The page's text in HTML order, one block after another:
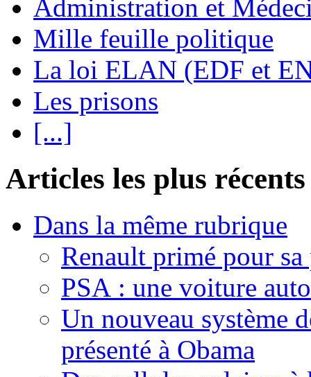
Administration et
Mille feuille politique
La loi ELAN (EDF et
Les prisons
[...]
Articles les plus récents
Dans la même rubrique
Renault primé pour
PSA : une voiture
Un nouveau système
présenté à Obama